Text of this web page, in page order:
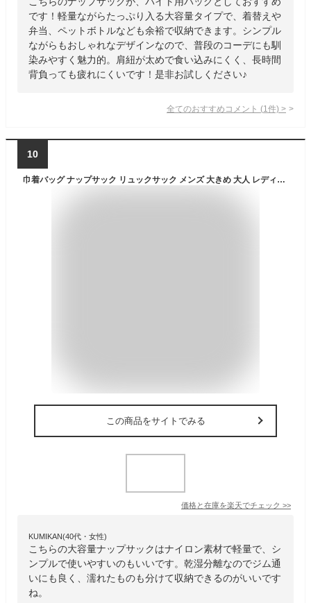
です！軽量ながらたっぷり入る大容量タイプで、着替えや
弁当、ペットボトルなども余裕で収納できます。シンプル
ながらもおしゃれなデザインなので、普段のコーデにも馴
染みやすく魅力的。肩紐が太めで食い込みにくく、長時間
背負っても疲れにくいです！是非お試しください♪
全てのおすすめコメント (1 件) >
10
巾着バッグ ナップサック リュックサック メンズ 大きめ 大人 レディース ナイロン ジムサック ジム 乾湿分離 折り畳み シューズケース ビーチバッグ 部活 巾着リュック 修学旅行 ナップサック スポーツ 防水 大容量 軽量 撥水加工 大きめ 運動 水泳
この商品をサイトでみる
価格と在庫を楽天でチェック >>
KUMIKAN(40代・女性)
こちらの大容量ナップサックはナイロン素材で軽量で、シ
ンプルで使いやすいのもいいです。乾湿分離なのでジム通
いにも良く、濡れたものも分けて収納できるのがいいです
ね。